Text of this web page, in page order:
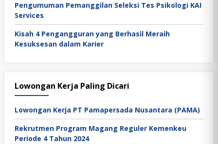
Pengumuman Pemanggilan Seleksi Tes Psikologi KAI
Services
Kisah 4 Pengangguran yang Berhasil Meraih
Kesuksesan dalam Karier
Lowongan Kerja Paling Dicari
Lowongan Kerja PT Pamapersada Nusantara (PAMA)
Rekrutmen Program Magang Reguler Kemenkeu
Periode 4 Tahun 2024